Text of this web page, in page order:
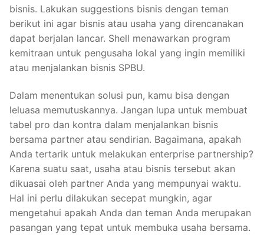
bisnis. Lakukan suggestions bisnis dengan teman
berikut ini agar bisnis atau usaha yang direncanakan
dapat berjalan lancar. Shell menawarkan program
kemitraan untuk pengusaha lokal yang ingin memiliki
atau menjalankan bisnis SPBU.
Dalam menentukan solusi pun, kamu bisa dengan
leluasa memutuskannya. Jangan lupa untuk membuat
tabel pro dan kontra dalam menjalankan bisnis
bersama partner atau sendirian. Bagaimana, apakah
Anda tertarik untuk melakukan enterprise partnership?
Karena suatu saat, usaha atau bisnis tersebut akan
dikuasai oleh partner Anda yang mempunyai waktu.
Hal ini perlu dilakukan secepat mungkin, agar
mengetahui apakah Anda dan teman Anda merupakan
pasangan yang tepat untuk membuka usaha bersama.